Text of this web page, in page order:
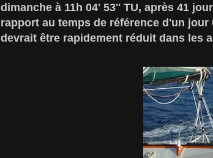
dimanche à 11h 04' 53'' TU, après 41
rapport au temps de référence d'un
devrait être rapidement réduit dans les